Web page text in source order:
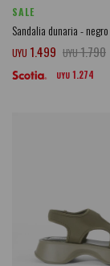
SALE
Sandalia dunaria - negro
UYU 1.499 UYU1.790
UYU 1.274